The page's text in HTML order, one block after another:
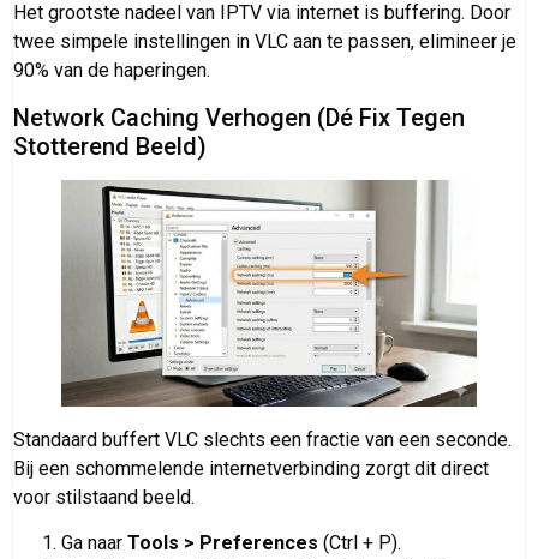
Het grootste nadeel van IPTV via internet is buffering. Door
twee simpele instellingen in VLC aan te passen, elimineer je
90% van de haperingen.
Network Caching Verhogen (Dé Fix Tegen
Stotterend Beeld)
Standaard buffert VLC slechts een fractie van een seconde.
Bij een schommelende internetverbinding zorgt dit direct
voor stilstaand beeld.
Ga naar Tools > Preferences (Ctrl + P).